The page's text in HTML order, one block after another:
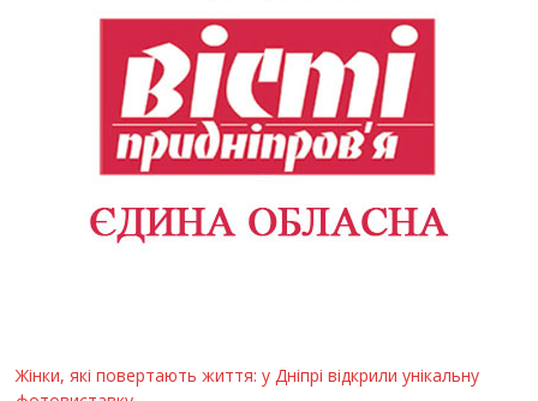
Жінки, які повертають життя: у Дніпрі відкрили унікальну